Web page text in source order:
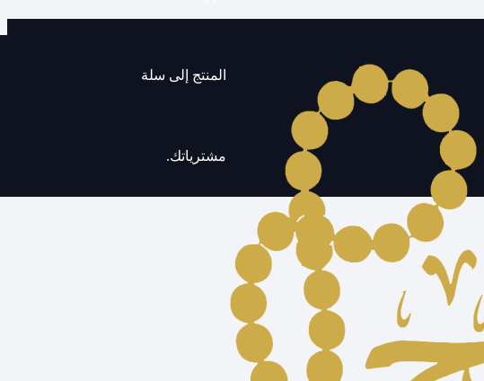
المنتج إلى سلة
مشترياتك.